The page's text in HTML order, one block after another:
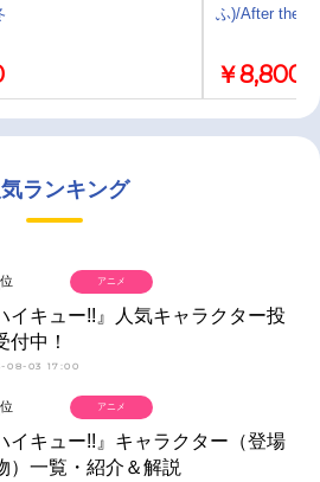
ふ)/After the
￥8,800
気ランキング
位
イキュー!!』人気キャラクター投
付中！
08-03 17:00
アニメ
位
イキュー!!』キャラクター（登場
）一覧・紹介＆解説
アニメ